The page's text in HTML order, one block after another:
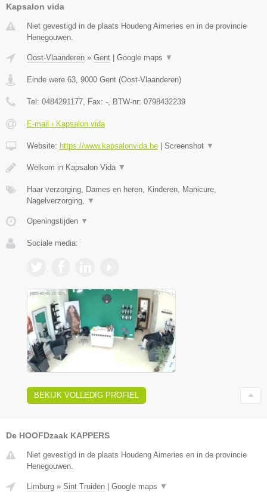
Kapsalon vida
Niet gevestigd in de plaats Houdeng Aimeries en in de provincie
Henegouwen.
Oost-Vlaanderen » Gent Google maps ▼
Einde were 63, 9000 Gent (Oost-Vlaanderen)
Tel: 0484291177, Fax: -, BTW-nr: 0798432239
E-mail › Kapsalon vida
Website: https://www.kapsalonvida.be Screenshot ▼
Welkom in Kapsalon Vida ▼
Haar verzorging, Dames en heren, Kinderen, Manicure,
Nagelverzorging, ▼
Openingstijden ▼
Sociale media:
BEKIJK VOLLEDIG PROFIEL
De HOOFDzaak KAPPERS
Niet gevestigd in de plaats Houdeng Aimeries en in de provincie
Henegouwen.
Limburg » Sint Truiden Google maps ▼